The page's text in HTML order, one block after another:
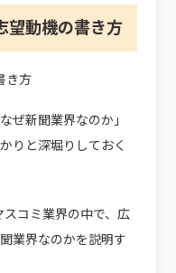
望動機の書き方
ぜ新聞業界なのか」
りと深堀りしておく
コミ業界の中で、広
業界なのかを説明す